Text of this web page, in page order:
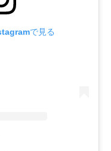
で見る